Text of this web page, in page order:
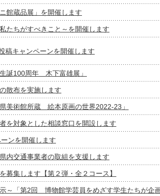
館蔵品展」を開催します
たちがすべきこと～を開催します
稿キャンペーンを開催します
100周年 木下富雄展」
散布を実施します
美術館所蔵 絵本原画の世界2022-23」
を対象とした相談窓口を開設します
ンを開催します
内交通事業者の取組を支援します
募集します【第２弾・全２コース】
～「第2回 博物館学芸員をめざす学生たちが企